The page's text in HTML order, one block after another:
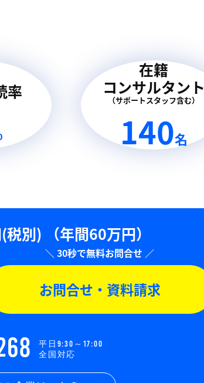
率
在籍
コンサルタント
（サポートスタッフ含む）
140名
税別) （年間60万円）
お問合せ・資料請求
平日9:30～17:00
全国対応